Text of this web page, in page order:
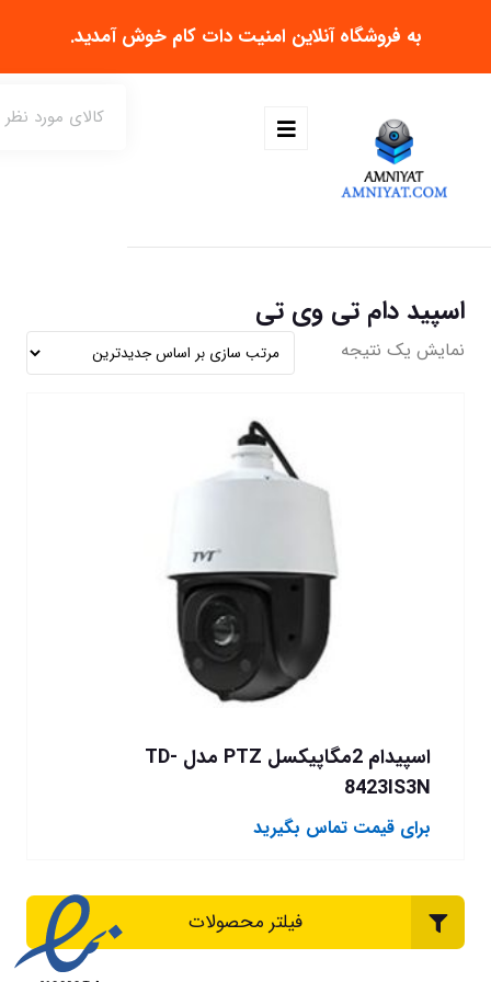
به فروشگاه آنلاین امنیت دات کام خوش آمدید.
اسپید دام تی وی تی
نمایش یک نتیجه
اسپیدام 2مگاپیکسل PTZ مدل TD-
8423IS3N
برای قیمت تماس بگیرید
فیلتر محصولات